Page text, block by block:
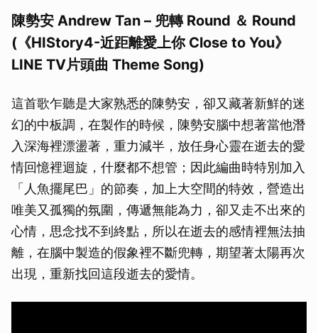
陳勢安 Andrew Tan – 兜轉 Round ＆ Round
(《HIStory4-近距離愛上你 Close to You》
LINE TV片頭曲 Theme Song)
這首歌乍聽是大家熟悉的陳勢安，卻又藏著新鮮的迷
幻的中板調，在製作的時候，陳勢安腦中想著當他潛
入深海裡漂盪著，重力減半，放任身心靈在逝去的愛
情回憶裡迴旋，什麼都不想管；因此編曲時特別加入
「人魚擺尾巴」的節奏，加上大空間的特效，營造出
唯美又孤獨的氛圍，傳遞無能為力，卻又走不出來的
心情，思念找不到終點，所以在逝去的感情裡無法抽
離，在腦中製造的假象裡不斷兜轉，期望著太陽再次
出現，重新找回這段逝去的愛情。